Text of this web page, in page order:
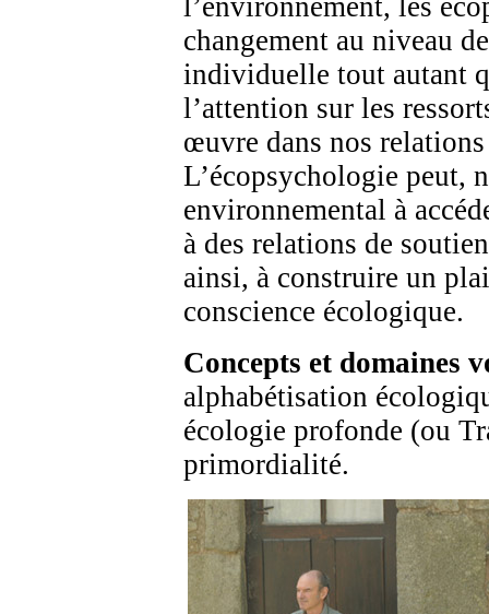
l’environnement, les
changement au niveau
individuelle tout autant
l’attention sur les
œuvre dans nos
L’écopsychologie peut,
environnemental à
à des relations de
ainsi, à construire un
conscience écologique.
Concepts et domaines
alphabétisation
écologie profonde (ou
primordialité.